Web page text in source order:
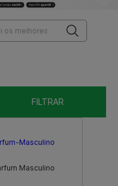
FILTRAR
Masculino